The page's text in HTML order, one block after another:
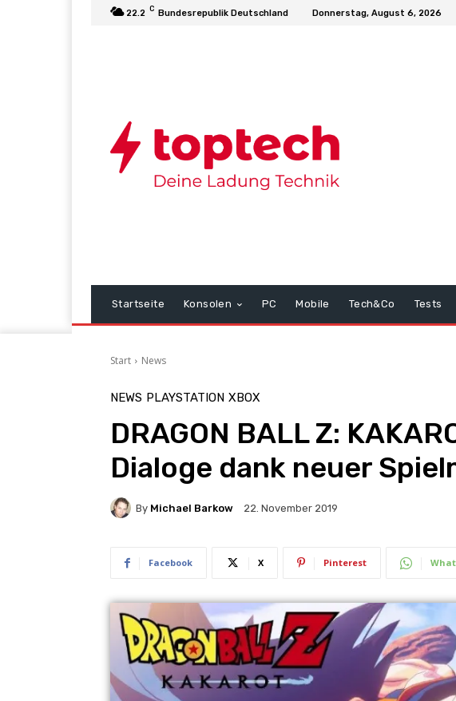
22.2 C Bundesrepublik Deutschland Donnerstag, August 6, 2026
Startseite Konsolen PC Mobile Tech&Co Tests
Start News
NEWS PLAYSTATION XBOX
DRAGON BALL Z:
Dialoge dank neuer
By Michael Barkow 22. November 2019
Facebook X Pinterest